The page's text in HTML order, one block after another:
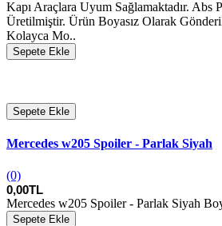
Kapı Araçlara Uyum Sağlamaktadır. Abs
Üretilmiştir. Ürün Boyasız Olarak
Kolayca Mo..
Sepete Ekle
Sepete Ekle
Mercedes w205 Spoiler - Parlak Siyah
(0)
0,00TL
Mercedes w205 Spoiler - Parlak Siyah
Sepete Ekle